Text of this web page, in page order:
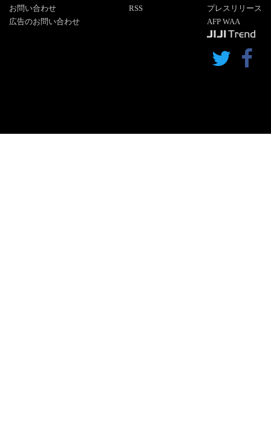
お問い合わせ
広告のお問い合わせ
RSS
プレスリリース
AFP WAA